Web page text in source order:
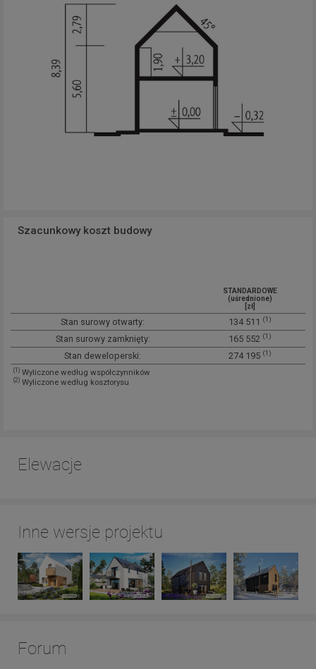
Szacunkowy koszt budowy
STANDARDOWE
(uśrednione)
[zł]
Stan surowy otwarty: 134 511 (1)
Stan surowy zamknięty: 165 552 (1)
Stan deweloperski: 274 195 (1)
(1) Wyliczone według współczynników
(2) Wyliczone według kosztorysu
Elewacje
Inne wersje projektu
Forum